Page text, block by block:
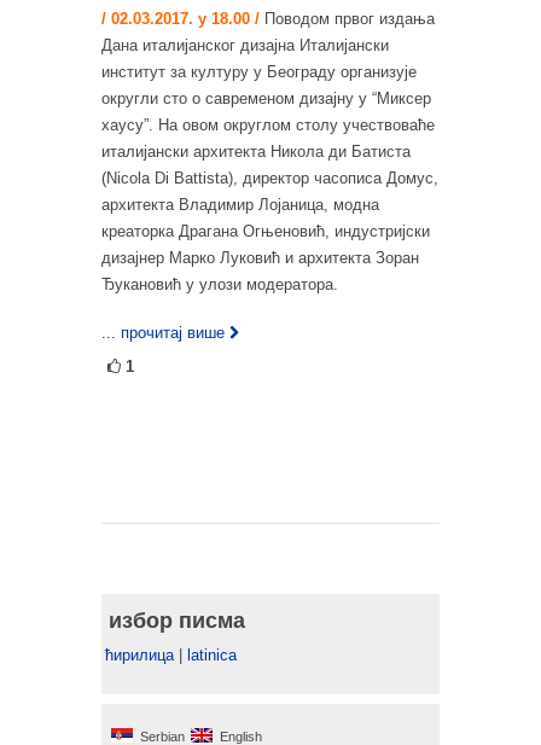
/ 02.03.2017. у 18.00 / Поводом првог издања
Дана италијанског дизајна Италијански
институт за културу у Београду организује
округли сто о савременом дизајну у “Миксер
хаусу”. На овом округлом столу учествоваће
италијански архитекта Никола ди Батиста
(Nicola Di Battista), директор часописа Домус,
архитекта Владимир Лојаница, модна
креаторка Драгана Огњеновић, индустријски
дизајнер Марко Луковић и архитекта Зоран
Ђукановић у улози модератора.
... прочитај више
1
избор писма
ћирилица | latinica
Serbian English